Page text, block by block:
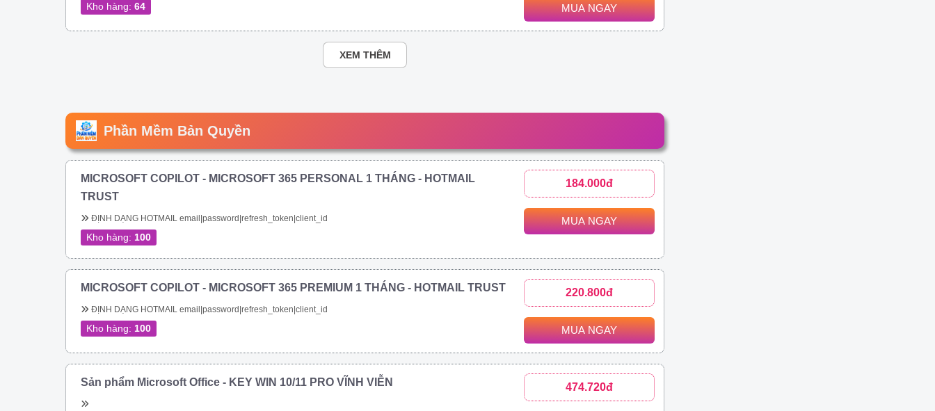
Kho hàng: 64 MUA NGAY
XEM THÊM
Phần Mềm Bản Quyền
MICROSOFT COPILOT - MICROSOFT 365 PERSONAL 1 THÁNG - HOTMAIL
TRUST
ĐỊNH DẠNG HOTMAIL email|password|refresh_token|client_id
Kho hàng: 100
184.000đ
MUA NGAY
MICROSOFT COPILOT - MICROSOFT 365 PREMIUM 1 THÁNG - HOTMAIL TRUST
ĐỊNH DẠNG HOTMAIL email|password|refresh_token|client_id
Kho hàng: 100
220.800đ
MUA NGAY
Sản phẩm Microsoft Office - KEY WIN 10/11 PRO VĨNH VIỄN 474.720đ